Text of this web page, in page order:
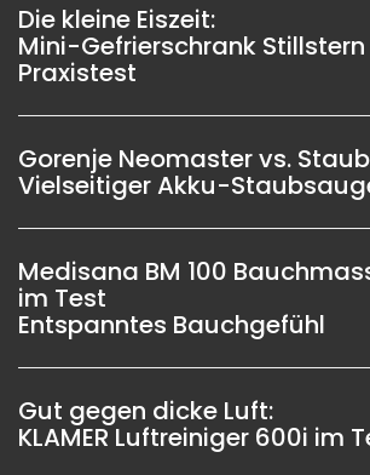
Die kleine Eiszeit:
Mini-Gefrierschrank Stillstern
Praxistest
Gorenje Neomaster vs. Staub
Vielseitiger Akku-
Medisana BM 100
im Test
Entspanntes Bauchgefühl
Gut gegen dicke Luft:
KLAMER Luftreiniger 600i im